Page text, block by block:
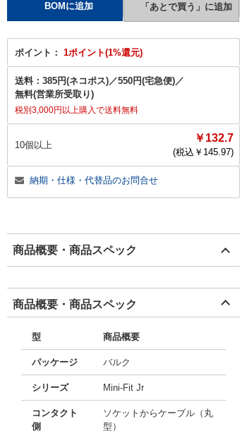
ポイント： 1ポイント(1%還元)
送料： 385円(ネコポス)／550円(宅急便)／
無料(営業所受取り)
税別3,000円以上購入で送料無料
10個以上
￥132.7
(税込￥ 145.97)
納期・仕様・代替品のお問合せ
商品概要・商品スペック
商品概要・商品スペック
型 商品概要
パッケージ バルク
シリーズ Mini-Fit Jr
コンタクト
側
ソケットからケーブル（丸
型）